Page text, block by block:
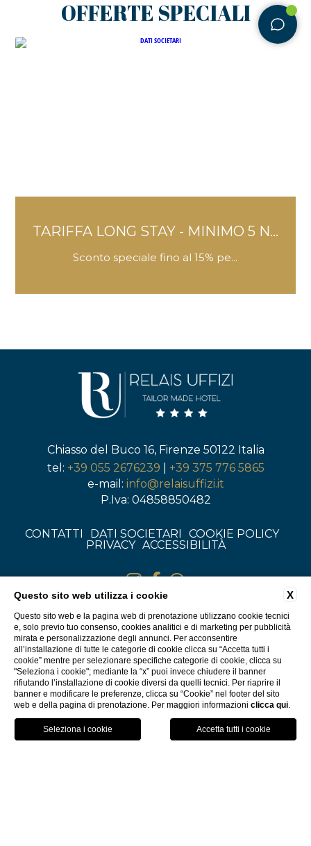
OFFERTE SPECIALI
TARIFFA LONG STAY - MINIMO 5 N...
Sconto speciale fino al 15% pe...
Chiasso del Buco 16, Firenze 50122 Italia
tel: +39 055 2676239
+39 375 776 5865
e-mail: info@relaisuffizi.it
P.Iva: 04858850482
CONTATTI DATI SOCIETARI
COOKIE POLICY
PRIVACY ACCESSIBILITÀ
X
Questo sito web utilizza i cookie
Questo sito web e la pagina web di prenotazione utilizzano cookie tecnici
e, solo previo tuo consenso, cookies analitici e di marketing per pubblicità
mirata e personalizzazione degli annunci. Per acconsentire
all’installazione di tutte le categorie di cookie clicca su “Accetta tutti i
cookie” mentre per selezionare specifiche categorie di cookie, clicca su
"Seleziona i cookie"; mediante la “x” puoi invece chiudere il banner
rifiutando l’installazione di cookie diversi da quelli tecnici. Per riaprire il
banner e modificare le preferenze, clicca su “Cookie” nel footer del sito
web e della pagina di prenotazione. Per maggiori informazioni clicca qui.